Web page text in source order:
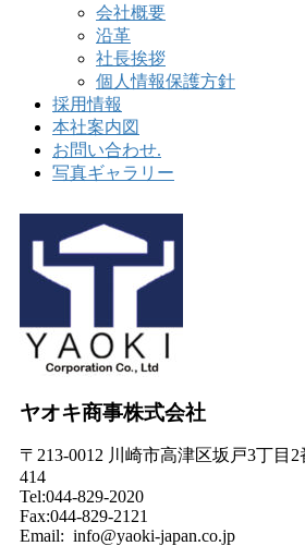
会社概要
沿革
社長挨拶
個人情報保護方針
採用情報
本社案内図
お問い合わせ.
写真ギャラリー
ヤオキ商事株式会社
〒213-0012 川崎市高津区坂戸3丁
414
Tel:044-829-2020
Fax:044-829-2121
Email: info@yaoki-japan.co.jp